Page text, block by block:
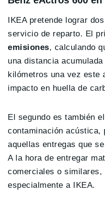
IKEA pretende lograr
servicio de reparto. El
emisiones, calculando
una distancia
kilómetros una vez este
impacto en huella de
El segundo es también
contaminación acústica,
aquellas entregas que
A la hora de entregar
comerciales o similares,
especialmente a IKEA.